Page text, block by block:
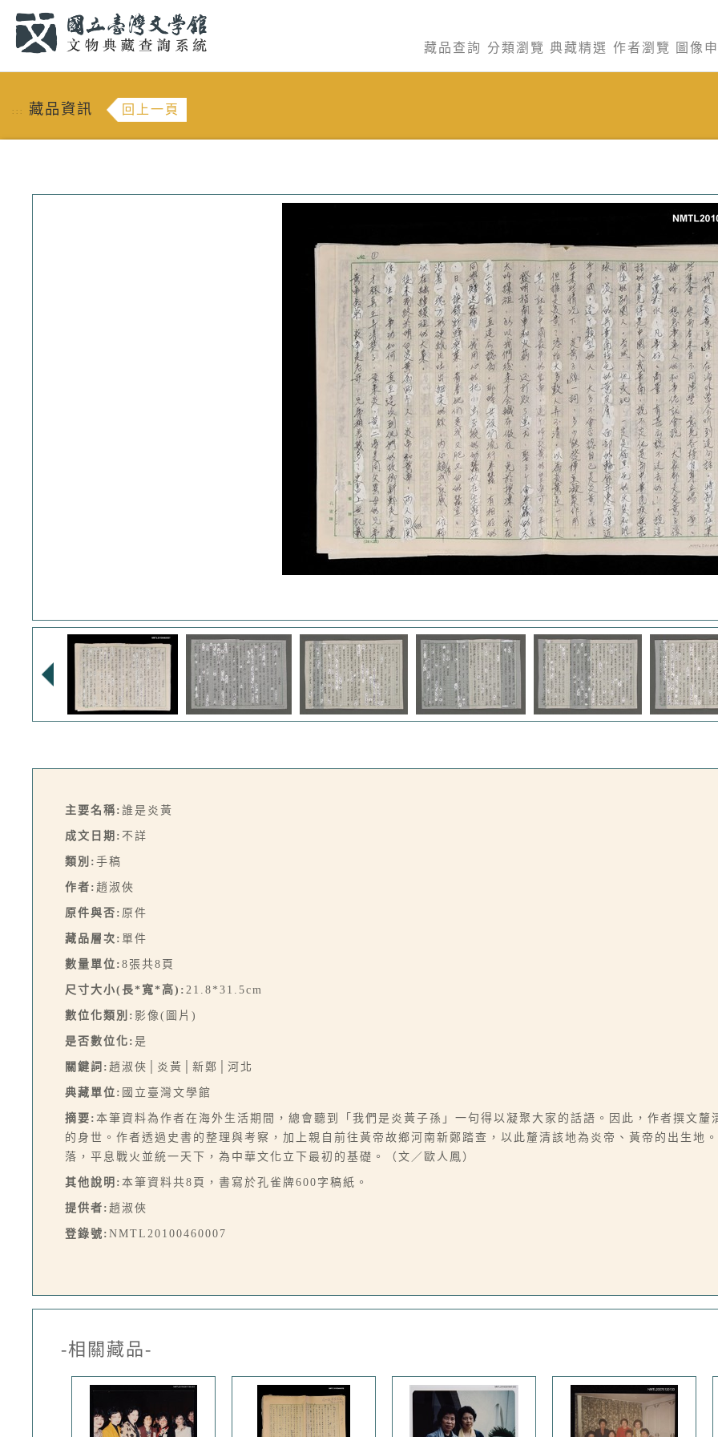
藏品查詢 分類瀏覽 典藏精選 作者瀏覽 圖像
::: 藏品資訊 回上一頁
主要名稱: 誰是炎黃
成文日期: 不詳
類別: 手稿
作者: 趙淑俠
原件與否: 原件
藏品層次: 單件
數量單位: 8張共8頁
尺寸大小(長*寬*高): 21.8*31.5cm
數位化類別: 影像(圖片)
是否數位化: 是
關鍵詞: 趙淑俠│炎黃│新鄭│河北
典藏單位: 國立臺灣文學館
摘要: 本筆資料為作者在海外生活期間，總會聽到「我們是炎黃子孫」一句得以凝聚大家的話語。因此，作者撰文
的身世。作者透過史書的整理與考察，加上親自前往黃帝故鄉河南新鄭踏查，以此釐清該地為炎帝、黃帝的出生地
落，平息戰火並統一天下，為中華文化立下最初的基礎。（文／歐人鳳）
其他說明: 本筆資料共8頁，書寫於孔雀牌600字稿紙。
提供者: 趙淑俠
登錄號: NMTL20100460007
-相關藏品-